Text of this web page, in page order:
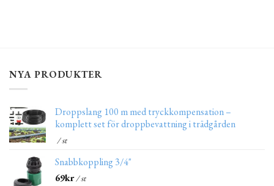
NYA PRODUKTER
Droppslang 100 m med tryckkompensation –
komplett set för droppbevattning i trädgården
/ st
Snabbkoppling 3/4"
69kr/ st